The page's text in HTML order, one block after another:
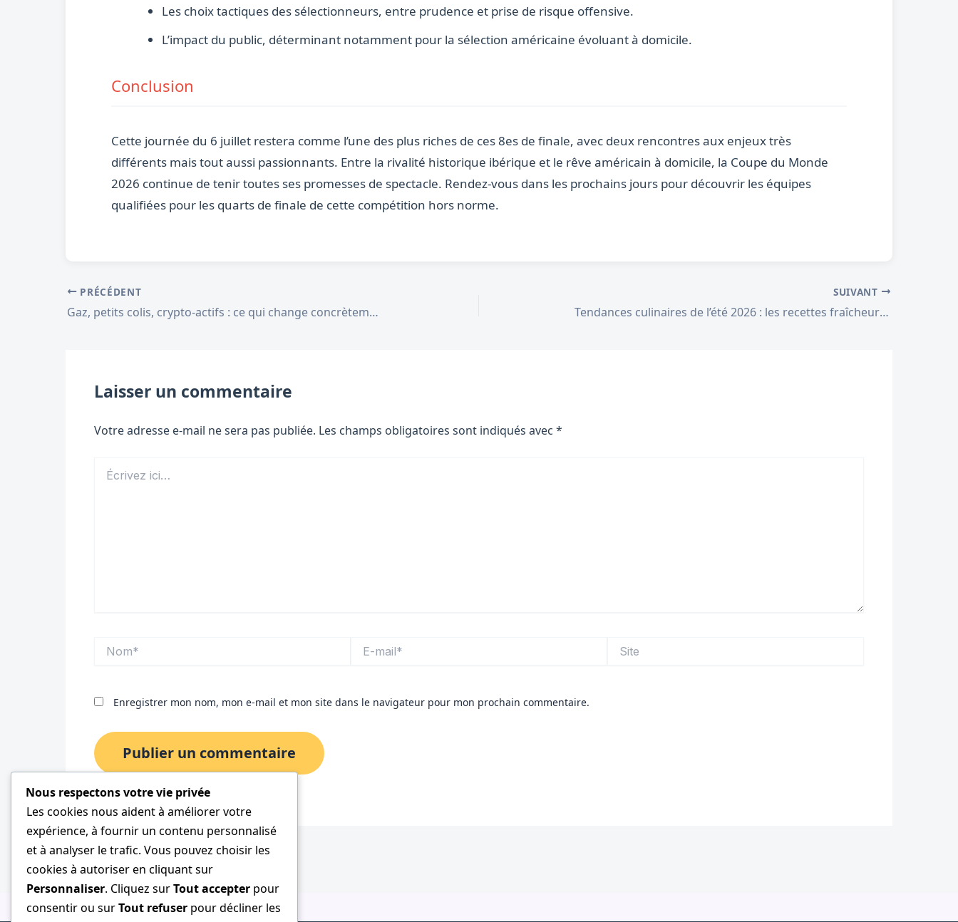
Les choix tactiques des sélectionneurs, entre prudence et prise de risque offensive.
L’impact du public, déterminant notamment pour la sélection américaine évoluant à domicile.
Conclusion
Cette journée du 6 juillet restera comme l’une des plus riches de ces 8es de finale, avec deux rencontres aux enjeux très
différents mais tout aussi passionnants. Entre la rivalité historique ibérique et le rêve américain à domicile, la Coupe du Monde
2026 continue de tenir toutes ses promesses de spectacle. Rendez-vous dans les prochains jours pour découvrir les équipes
qualifiées pour les quarts de finale de cette compétition hors norme.
PRÉCÉDENT
Gaz, petits colis, crypto-actifs : ce qui change concrètement pour les Français depuis le 1er juillet 2026
SUIVANT
Tendances culinaires de l’été 2026 : les recettes fraîcheur qui font sensation
Laisser un commentaire
Votre adresse e-mail ne sera pas publiée. Les champs obligatoires sont indiqués avec *
ici…
mail*
Enregistrer mon nom, mon e-mail et mon site dans le navigateur pour mon prochain commentaire.
Nous respectons votre vie privée
Les cookies nous aident à améliorer votre
expérience, à fournir un contenu personnalisé
et à analyser le trafic. Vous pouvez choisir les
cookies à autoriser en cliquant sur
Personnaliser. Cliquez surTout accepter pour
consentir ou surTout refuser pour décliner les